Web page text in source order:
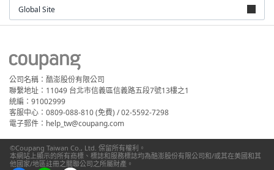
Global Site
公司名稱：酷澎股份有限公司
聯繫地址：11049 台北市信義區信義路五段7號13樓之1
統編：91002999
客服中心：0809-088-810 (免費) / 02-5592-7298
電子郵件：help_tw@coupang.com
©Coupang Taiwan Co., Ltd. 保留所有權利。
本網站上顯示的所有商標、標誌和服務標誌均為酷澎股份有限公司和/或其在美國和其
他國家/地區註冊之關聯公司之所屬財產。